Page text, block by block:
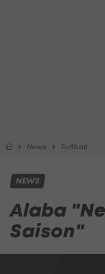
News Fußball
NEWS
Alaba
Saison"